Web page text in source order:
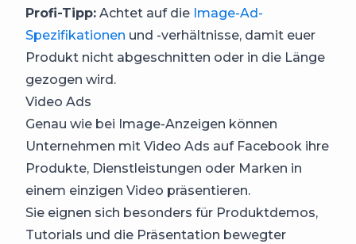
Profi-Tipp: Achtet auf die Image-Ad-
Spezifikationen und -verhältnisse, damit euer
Produkt nicht abgeschnitten oder in die Länge
gezogen wird.
Video Ads
Genau wie bei Image-Anzeigen können
Unternehmen mit Video Ads auf Facebook ihre
Produkte, Dienstleistungen oder Marken in
einem einzigen Video präsentieren.
Sie eignen sich besonders für Produktdemos,
Tutorials und die Präsentation bewegter